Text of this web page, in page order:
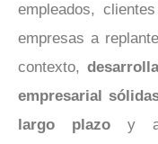
empleados,
empresas a
contexto,
empresarial
largo plazo y